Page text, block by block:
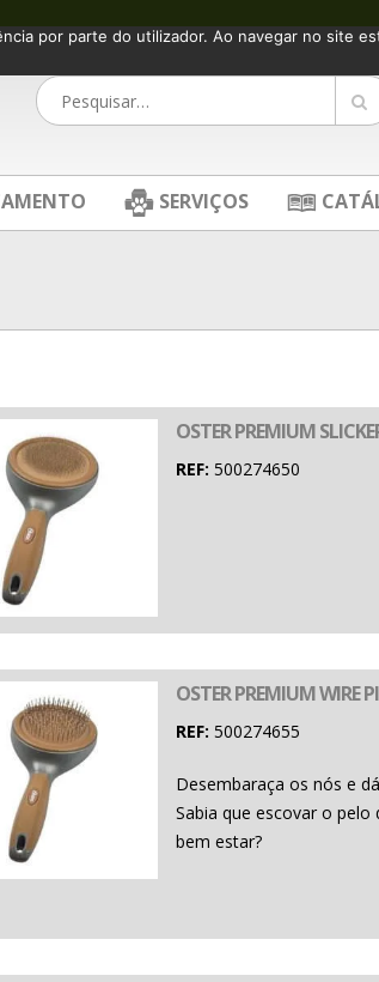
SERVIÇOS
OSTER PREMIUM
REF: 500274650
OSTER PREMIUM WIRE
REF: 500274655
Desembaraça os nós e
Sabia que escovar o
bem estar?
por parte do utilizador. Ao navegar no site